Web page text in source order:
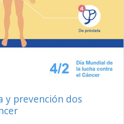
y prevención dos